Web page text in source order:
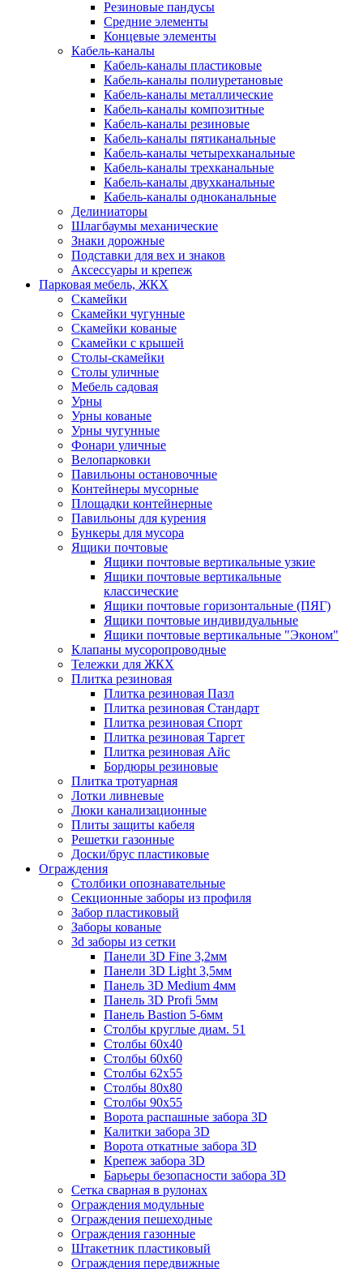
Резиновые пандусы
Средние элементы
Концевые элементы
Кабель-каналы
Кабель-каналы пластиковые
Кабель-каналы полиуретановые
Кабель-каналы металлические
Кабель-каналы композитные
Кабель-каналы резиновые
Кабель-каналы пятиканальные
Кабель-каналы четырехканальные
Кабель-каналы трехканальные
Кабель-каналы двухканальные
Кабель-каналы одноканальные
Делиниаторы
Шлагбаумы механические
Знаки дорожные
Подставки для вех и знаков
Аксессуары и крепеж
Парковая мебель, ЖКХ
Скамейки
Скамейки чугунные
Скамейки кованые
Скамейки с крышей
Столы-скамейки
Столы уличные
Мебель садовая
Урны
Урны кованые
Урны чугунные
Фонари уличные
Велопарковки
Павильоны остановочные
Контейнеры мусорные
Площадки контейнерные
Павильоны для курения
Бункеры для мусора
Ящики почтовые
Ящики почтовые вертикальные узкие
Ящики почтовые вертикальные
классические
Ящики почтовые горизонтальные (ПЯГ)
Ящики почтовые индивидуальные
Ящики почтовые вертикальные "Эконом"
Клапаны мусоропроводные
Тележки для ЖКХ
Плитка резиновая
Плитка резиновая Пазл
Плитка резиновая Стандарт
Плитка резиновая Спорт
Плитка резиновая Таргет
Плитка резиновая Айс
Бордюры резиновые
Плитка тротуарная
Лотки ливневые
Люки канализационные
Плиты защиты кабеля
Решетки газонные
Доски/брус пластиковые
Ограждения
Столбики опознавательные
Секционные заборы из профиля
Забор пластиковый
Заборы кованые
3d заборы из сетки
Панели 3D Fine 3,2мм
Панели 3D Light 3,5мм
Панель 3D Medium 4мм
Панель 3D Profi 5мм
Панель Bastion 5-6мм
Столбы круглые диам. 51
Столбы 60х40
Столбы 60х60
Столбы 62х55
Столбы 80х80
Столбы 90х55
Ворота распашные забора 3D
Калитки забора 3D
Ворота откатные забора 3D
Крепеж забора 3D
Барьеры безопасности забора 3D
Сетка сварная в рулонах
Ограждения модульные
Ограждения пешеходные
Ограждения газонные
Штакетник пластиковый
Ограждения передвижные